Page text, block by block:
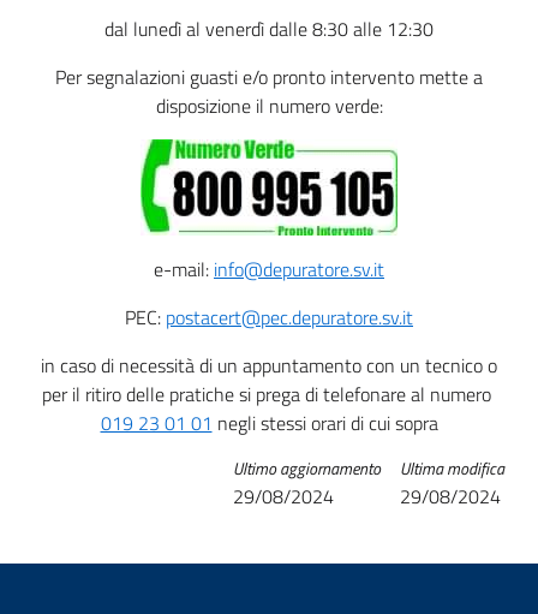
dal lunedì al venerdì dalle 8:30 alle 12:30
Per segnalazioni guasti e/o pronto intervento mette a
disposizione il numero verde:
e-mail: info@depuratore.sv.it
PEC: postacert@pec.depuratore.sv.it
in caso di necessità di un appuntamento con un tecnico o
per il ritiro delle pratiche si prega di telefonare al numero
019 23 01 01 negli stessi orari di cui sopra
Ultima modifica
29/08/2024
Ultimo aggiornamento
29/08/2024